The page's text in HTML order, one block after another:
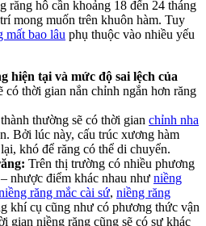
răng hô cần khoảng 18 đến 24 tháng
mong muốn trên khuôn hàm. Tuy
mất bao lâu phụ thuộc vào nhiều yếu
hiện tại và mức độ sai lệch của
có thời gian nắn chỉnh ngắn hơn răng
thường sẽ có thời gian chỉnh nha
Bởi lúc này, cấu trúc xương hàm
khó để răng có thể di chuyển.
Trên thị trường có nhiều phương
nhược điểm khác nhau như niềng
răng mắc cài sứ, niềng răng
khí cụ cũng như có phương thức vận
gian niềng răng cũng sẽ có sự khác